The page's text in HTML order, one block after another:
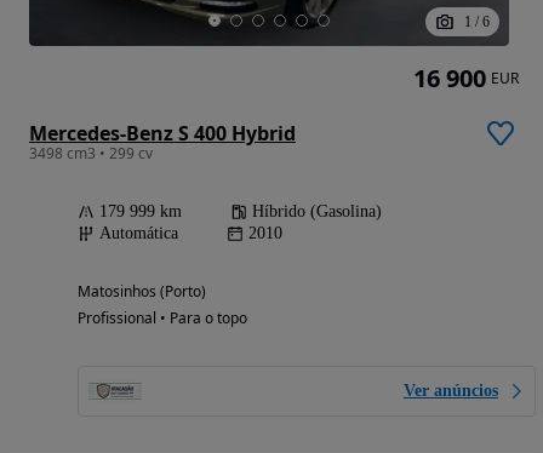
1 / 6
Mercedes-Benz S 400 Hybrid
3498 cm3 • 299 cv
179 999 km
Híbrido (Gasolina)
Automática
2010
Matosinhos (Porto)
Profissional • Para o topo
Ver anúncios
16 900 EUR